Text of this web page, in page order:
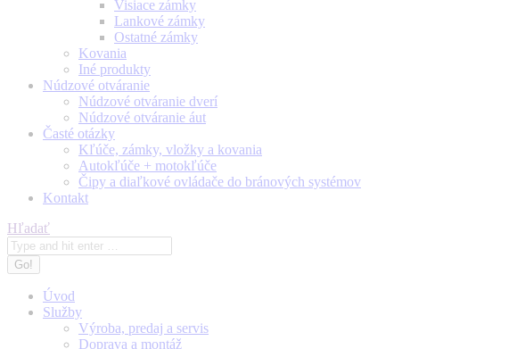
Visiace zámky
Lankové zámky
Ostatné zámky
Kovania
Iné produkty
Núdzové otváranie
Núdzové otváranie dverí
Núdzové otváranie áut
Časté otázky
Kľúče, zámky, vložky a kovania
Autokľúče + motokľúče
Čipy a diaľkové ovládače do bránových systémov
Kontakt
Search:
Hľadať
Úvod
Služby
Výroba, predaj a servis
Doprava a montáž